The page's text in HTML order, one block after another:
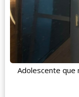
Adolescente que